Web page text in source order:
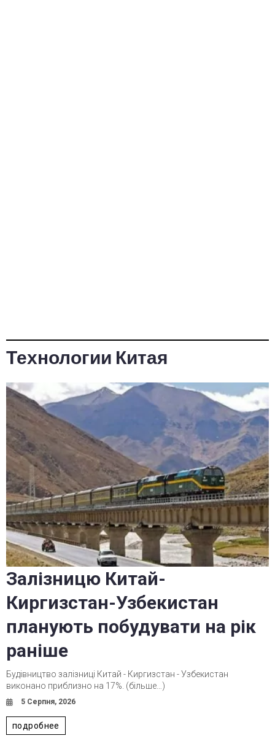
Технологии Китая
Залізницю Китай-
Киргизстан-Узбекистан
планують побудувати на рік
раніше
Будівництво залізниці Китай - Киргизстан - Узбекистан
виконано приблизно на 17%. (більше…)
5 Серпня, 2026
подробнее